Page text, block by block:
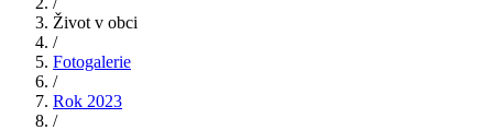
Život v obci
/
Fotogalerie
/
Rok 2023
/